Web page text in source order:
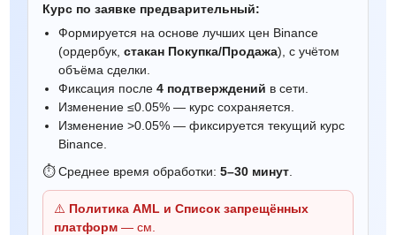
Курс по заявке предварительный:
Формируется на основе лучших цен Binance
(ордербук, стакан Покупка/Продажа), с учётом
объёма сделки.
Фиксация после 4 подтверждений в сети.
Изменение ≤0.05% — курс сохраняется.
Изменение >0.05% — фиксируется текущий курс
Binance.
⏱ Среднее время обработки: 5–30 минут
⚠️ Политика AML и Список запрещённых
платформ — см.